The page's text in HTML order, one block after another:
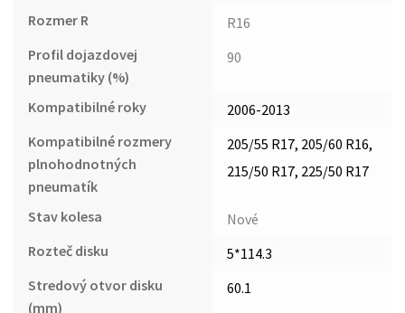
Rozmer R
R16
Profil dojazdovej
pneumatiky (%)
90
Kompatibilné roky
2006-2013
Kompatibilné rozmery
plnohodnotných
pneumatík
205/55 R17, 205/60 R16,
215/50 R17, 225/50 R17
Stav kolesa
Nové
Rozteč disku
5*114.3
Stredový otvor disku
(mm)
60.1